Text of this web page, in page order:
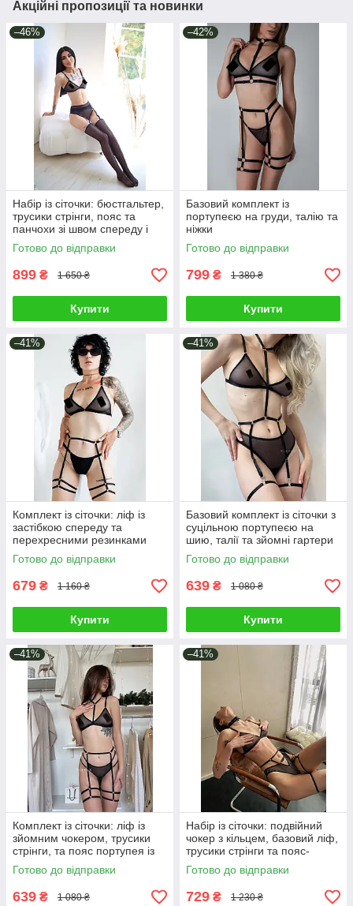
Акційні пропозиції та новинки
–46%
Набір із сіточки: бюстгальтер,
трусики стрінги, пояс та
панчохи зі швом спереду і
ззаду
Готово до відправки
899 ₴ 1 650 ₴
Купити
–42%
Базовий комплект із
портупеєю на груди, талію та
ніжки
Готово до відправки
799 ₴ 1 380 ₴
Купити
–41%
Комплект із сіточки: ліф із
застібкою спереду та
перехресними резинками
ззаду, трусики та пояс
портупея із гартерами
Готово до відправки
679 ₴ 1 160 ₴
Купити
–41%
Базовий комплект із сіточки з
суцільною портупеєю на
шию, талії та зйомні гартери
на ніжки
Готово до відправки
639 ₴ 1 080 ₴
Купити
–41%
Комплект із сіточки: ліф із
зйомним чокером, трусики
стрінги, та пояс портупея із
подвійними гартерами
Готово до відправки
639 ₴ 1 080 ₴
–41%
Набір із сіточки: подвійний
чокер з кільцем, базовий ліф,
трусики стрінги та пояс-
портупея із зйомними
гартерами
Готово до відправки
729 ₴ 1 230 ₴